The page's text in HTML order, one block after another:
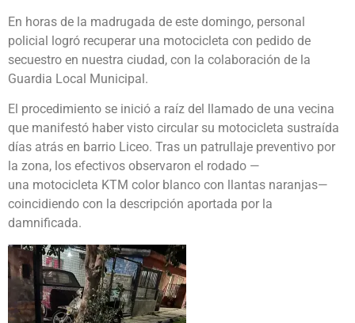
En horas de la madrugada de este domingo, personal
policial logró recuperar una motocicleta con pedido de
secuestro en nuestra ciudad, con la colaboración de la
Guardia Local Municipal.
El procedimiento se inició a raíz del llamado de una vecina
que manifestó haber visto circular su motocicleta sustraída
días atrás en barrio Liceo. Tras un patrullaje preventivo por
la zona, los efectivos observaron el rodado —
una motocicleta KTM color blanco con llantas naranjas—
coincidiendo con la descripción aportada por la
damnificada.